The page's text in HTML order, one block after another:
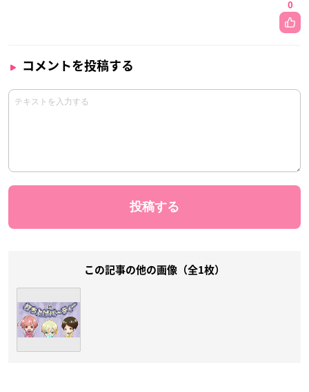
0
コメントを投稿する
この記事の他の画像（全1枚）